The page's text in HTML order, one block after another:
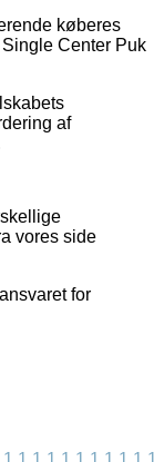
køberes
Center Puk
af
vores side
for